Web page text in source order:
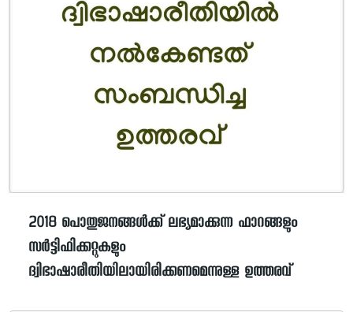
2018 പൊതുജനങ്ങൾക്ക് ലഭ്യമാക്കുന്ന ഫാറങ്ങളും
സർട്ടിഫിക്കറ്റുകളും
ദ്വിഭാഷാരീതിയിലായിരിക്കണമെന്നുള്ള ഉത്തരവ്